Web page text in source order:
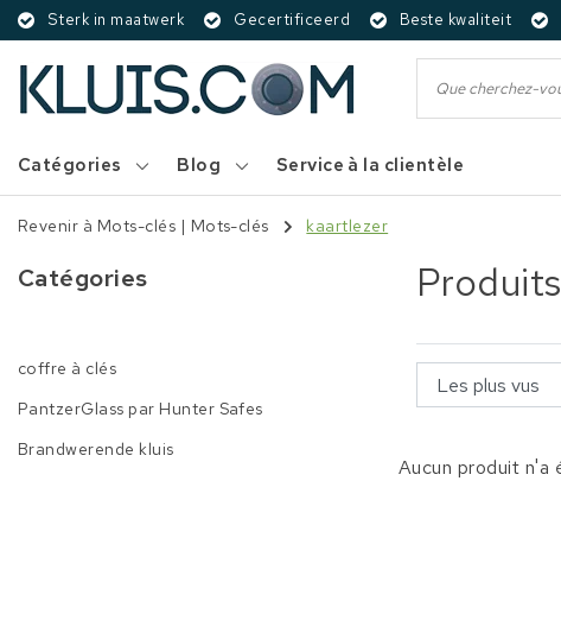
Sterk in maatwerk Gecertificeerd Beste kwaliteit
Catégories Blog Service à la clientèle
Revenir à Mots-clés | Mots-clés kaartlezer
Catégories
coffre à clés
PantzerGlass par Hunter Safes
Brandwerende kluis
Aucun produit n'a